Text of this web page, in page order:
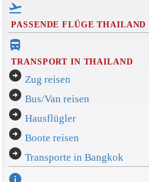
flight_takeoff
PASSENDE FLÜGE THAILAND
directions_bus_filled
TRANSPORT IN THAILAND
arrow_circle_right Zug reisen
arrow_circle_right Bus/Van reisen
arrow_circle_right Hausflügler
arrow_circle_right Boote reisen
arrow_circle_right Transporte in Bangkok
info